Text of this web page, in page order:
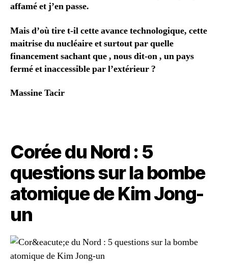
affamé et j’en passe.
Mais d’où tire t-il cette avance technologique, cette
maitrise du nucléaire et surtout par quelle
financement sachant que , nous dit-on , un pays
fermé et inaccessible par l’extérieur ?
Massine Tacir
Corée du Nord : 5
questions sur la bombe
atomique de Kim Jong-
un